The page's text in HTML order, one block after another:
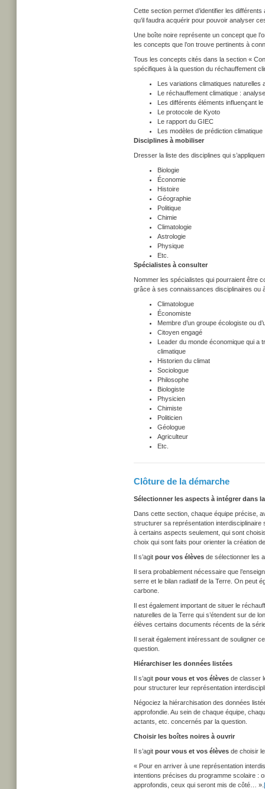
Cette section permet d’identifier les
qu’il faudra acquérir pour pouvoir analyser
Une boîte noire représente un concept que
les concepts que l’on trouve pertinents à
Tous les concepts cités dans la section «
spécifiques à la question du réchauffement
Les variations climatiques naturelles
Le réchauffement climatique :
Les différents éléments influençant
Le protocole de Kyoto
Le rapport du GIEC
Les modèles de prédiction climatique
Disciplines à mobiliser
Dresser la liste des disciplines qui
Biologie
Économie
Histoire
Géographie
Politique
Chimie
Climatologie
Astrologie
Physique
Etc.
Spécialistes à consulter
Nommer les spécialistes qui pourraient être
grâce à ses connaissances disciplinaires ou
Climatologue
Économiste
Membre d’un groupe écologiste ou
Citoyen engagé
Leader du monde économique qui a
climatique
Historien du climat
Sociologue
Philosophe
Biologiste
Physicien
Chimiste
Politicien
Géologue
Agriculteur
Etc.
Clôture de la démarche
Sélectionner les aspects à intégrer dans
Dans cette section, chaque équipe précise,
structurer sa représentation interdisciplinaire
à certains aspects seulement, qui sont
choix qui sont faits pour orienter la création de
Il s’agit pour vos élèves de sélectionner les
Il sera probablement nécessaire que
serre et le bilan radiatif de la Terre. On peut
carbone.
Il est également important de situer le
naturelles de la Terre qui s’étendent sur de
élèves certains documents récents de la
Il serait également intéressant de souligner
question.
Hiérarchiser les données listées
Il s’agit pour vous et vos élèves de classer
pour structurer leur représentation
Négociez la hiérarchisation des données
approfondie. Au sein de chaque équipe,
actants, etc. concernés par la question.
Choisir les boîtes noires à ouvrir
Il s’agit pour vous et vos élèves de choisir
« Pour en arriver à une représentation
intentions précises du programme scolaire :
approfondis, ceux qui seront mis de côté… ».